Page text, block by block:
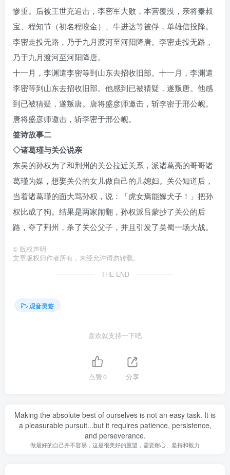
惨重。后被王世充追击，李密军大败，本营覆没，亲将秦叔
宝、程知节（初名程咬金）、牛进达等被俘，单雄信投降。
李密走投无路，乃于九月渡河至河阳降唐。李密走投无路，
乃于九月渡河至河阳降唐。
十一月，李渊遣李密等到山东去招收旧部。十一月，李渊遣
李密等到山东去招收旧部。他感到已被猜疑，遂叛唐。他感
到已被猜疑，遂叛唐。唐将盛彦师邀击，斩李密于邢公岘。
唐将盛彦师邀击，斩李密于邢公岘。
签诗故事二
◇诸葛瑾与关公说亲
东吴的孙权为了和荆州的关公拉近关系，派诸葛亮的哥哥诸
葛瑾为媒，想娶关公的女儿做自己的儿媳妇。关公知道后，
当着诸葛瑾的面大骂孙权，说：「虎女焉能嫁犬子！」把孙
权比成了狗。结果是两家闹翻，孙权派吕蒙抄了关公的后
路，夺了荆州，杀了关公父子，并且引发了吴蜀一场大战。
© 版权声明
文章版权归作者所有，未经允许请勿转载。
THE END
观音灵签
喜欢就支持一下吧
点赞0 分享
Making the absolute best of ourselves is not an easy task. It is
a pleasurable pursuit...but it requires patience, persistence,
and perseverance.
做最好的自己并不容易，这是很美好的愿望，需要耐心、坚持和毅力